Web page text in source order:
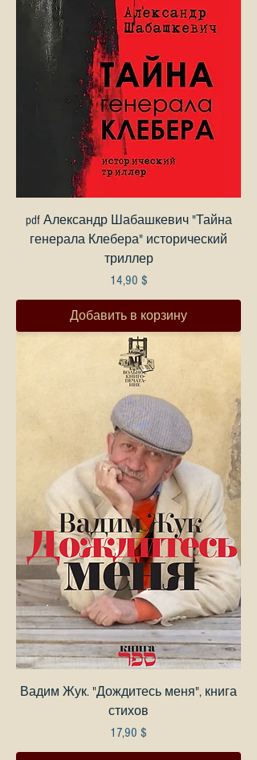
pdf Александр Шабашкевич "Тайна
генерала Клебера" исторический
триллер
Цена
14,90 $
Добавить в корзину
Вадим Жук. "Дождитесь меня", книга
стихов
Цена
17,90 $